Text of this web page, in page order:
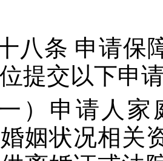
八条 申请保
提交以下申
一）申请人
姻状况相关